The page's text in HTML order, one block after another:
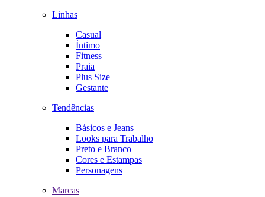
Linhas
Casual
Íntimo
Fitness
Praia
Plus Size
Gestante
Tendências
Básicos e Jeans
Looks para Trabalho
Preto e Branco
Cores e Estampas
Personagens
Marcas